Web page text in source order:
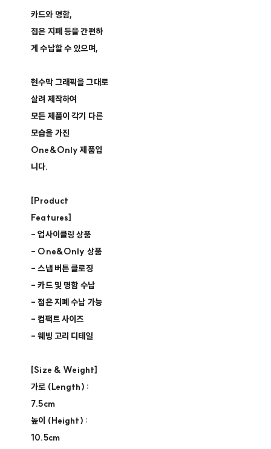
카드와 명함,
접은 지폐 등을 간편하
게 수납할 수 있으며,
현수막 그래픽을 그대로
살려 제작하여
모든 제품이 각기 다른
모습을 가진
One&Only 제품입
니다.
[Product
Features]
- 업사이클링 상품
- One&Only 상품
- 스냅 버튼 클로징
- 카드 및 명함 수납
- 접은 지폐 수납 가능
- 컴팩트 사이즈
- 웨빙 고리 디테일
[Size & Weight]
가로 (Length) :
7.5cm
높이 (Height) :
10.5cm